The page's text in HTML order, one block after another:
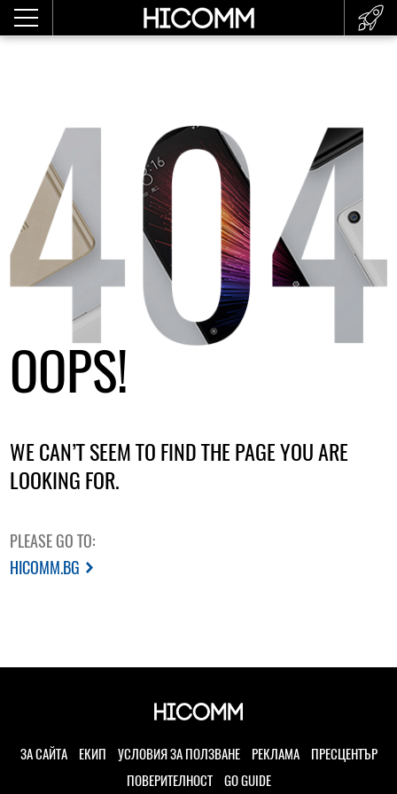
OOPS!
WE CAN’T SEEM TO FIND THE PAGE YOU ARE
LOOKING FOR.
PLEASE GO TO:
HICOMM.BG
ЗА САЙТА ЕКИП УСЛОВИЯ ЗА ПОЛЗВАНЕ РЕКЛАМА
ПРЕСЦЕНТЪР
ПОВЕРИТЕЛНОСТ
GO GUIDE